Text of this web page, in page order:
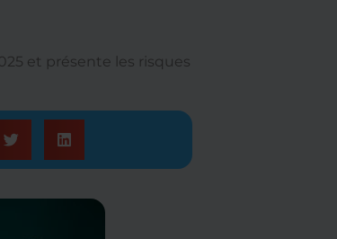
et présente les risques